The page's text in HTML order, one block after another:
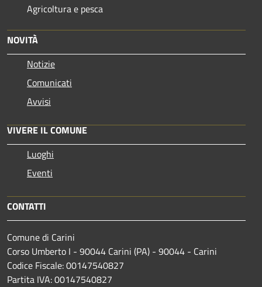
Agricoltura e pesca
NOVITÀ
Notizie
Comunicati
Avvisi
VIVERE IL COMUNE
Luoghi
Eventi
CONTATTI
Comune di Carini
Corso Umberto I - 90044 Carini (PA) - 90044 - Carini
Codice Fiscale: 00147540827
Partita IVA: 00147540827